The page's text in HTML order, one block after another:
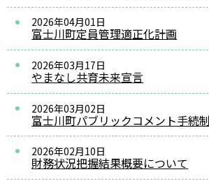
2026年04月01日
富士川町定員管理適正化計画
2026年03月17日
やまなし共育未来宣言
2026年03月02日
富士川町パブリックコメント手続
2026年02月10日
財務状況把握結果概要について